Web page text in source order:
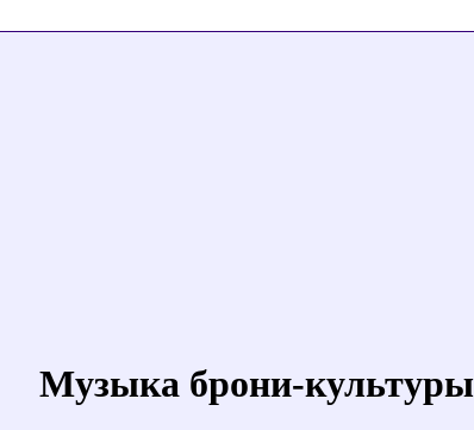
Музыка брони-культуры